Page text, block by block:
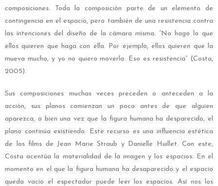
composiciones. Toda la composición parte de un elemento de
contingencia en el espacio, pero también de una resistencia contra
las intenciones del diseño de la cámara misma. “No hago lo que
ellos quieren que haga con ella. Por ejemplo, ellos quieren que la
mueva mucho, y yo no quiero moverla. Eso es resistencia” (Costa,
2005).
Sus composiciones muchas veces preceden o anteceden a la
acción, sus planos comienzan un poco antes de que alguien
aparezca, o bien una vez que la figura humana ha desparecido, el
plano continúa existiendo. Este recurso es una influencia estética
de los films de Jean Marie Straub y Danielle Huillet. Con este,
Costa acentúa la materialidad de la imagen y los espacios. En el
momento en el que la figura humana ha desaparecido y el espacio
queda vacío el espectador puede leer los espacios. Así nos los